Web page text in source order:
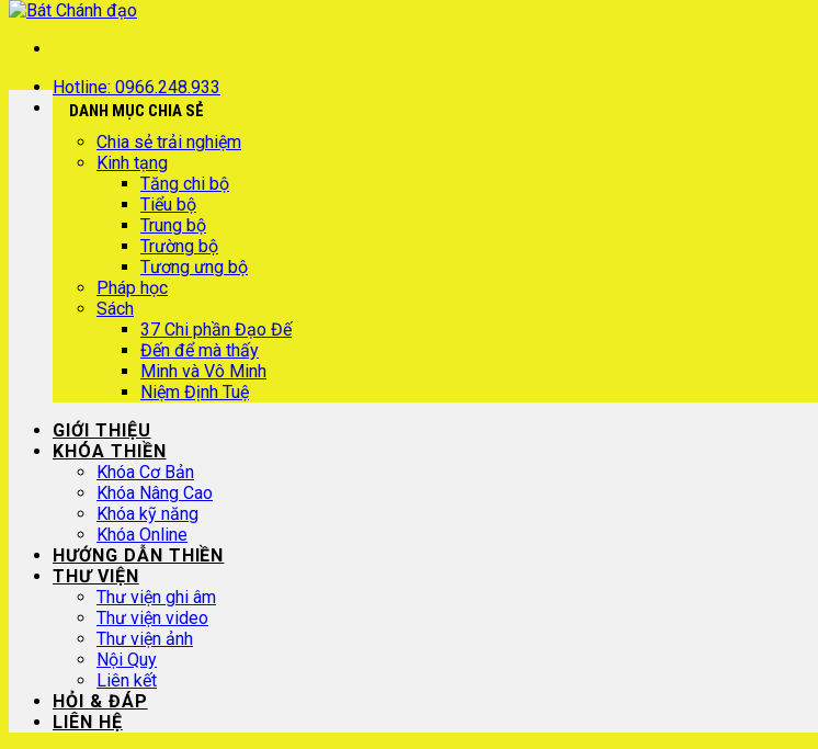
Hotline: 0966.248.933
DANH MỤC CHIA SẺ
Chia sẻ trải nghiệm
Kinh tạng
Tăng chi bộ
Tiểu bộ
Trung bộ
Trường bộ
Tương ưng bộ
Pháp học
Sách
37 Chi phần Đạo Đế
Đến để mà thấy
Minh và Vô Minh
Niệm Định Tuệ
GIỚI THIỆU
KHÓA THIỀN
Khóa Cơ Bản
Khóa Nâng Cao
Khóa kỹ năng
Khóa Online
HƯỚNG DẪN THIỀN
THƯ VIỆN
Thư viện ghi âm
Thư viện video
Thư viện ảnh
Nội Quy
Liên kết
HỎI & ĐÁP
LIÊN HỆ